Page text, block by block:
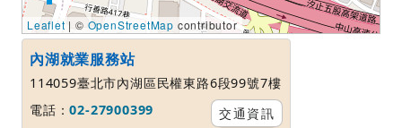
Leaflet | © OpenStreetMap contributor
內湖就業服務站
114059臺北市內湖區民權東路6段99號7樓
電話：02-27900399 交通資訊